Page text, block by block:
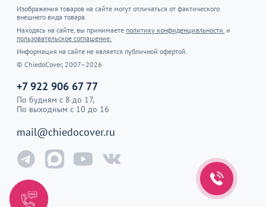
Изображения товаров на сайте могут отличаться от фактического
внешнего вида товара.
Находясь на сайте, вы принимаете политику конфиденциальности. и
пользовательское соглашение.
Информация на сайте не является публичной офертой.
© ChiedoCover, 2007–2026
+7 922 906 67 77
По будням с 8 до 17,
По выходным с 10 до 16
mail@chiedocover.ru